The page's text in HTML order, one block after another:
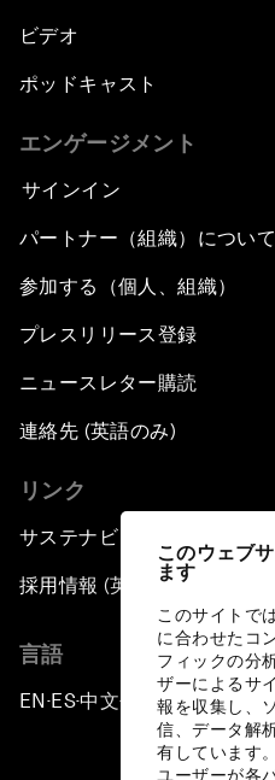
このウェブ
ます
このサイトで
に合わせたコ
フィックの分
ザーによるサ
報を収集し、
信、データ解
有しています
ユーザーが各
ビデオ
ポッドキャスト
エンゲージメント
サインイン
パートナー（組織）について
参加する（個人、組織）
プレスリリース登録
ニュースレター購読
連絡先 (英語のみ)
リンク
サステナビリティへの取り組
採用情報 (英語のみ)
言語
EN ▪ES▪中文▪ 日本語